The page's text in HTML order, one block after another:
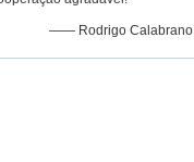
—— Rodrigo Calabrano